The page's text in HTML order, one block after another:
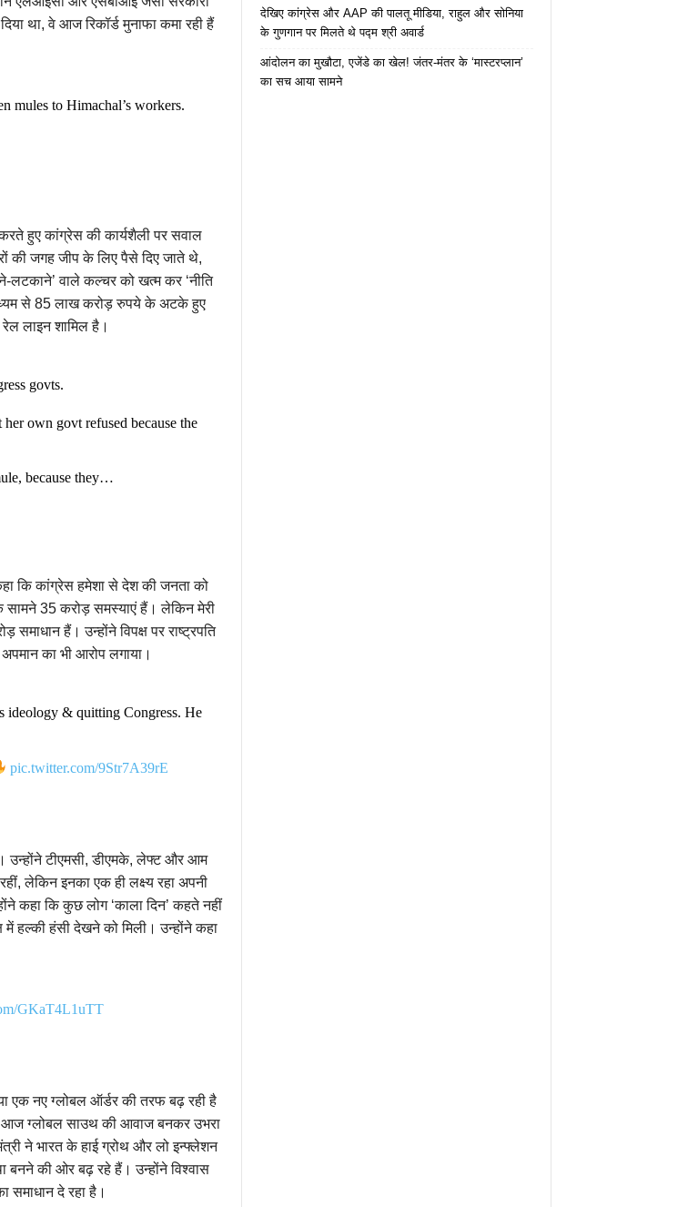
था, वे आज रिकॉर्ड मुनाफा कमा रही हैं
mules to Himachal’s workers.
करते हुए कांग्रेस की कार्यशैली पर सवाल
की जगह जीप के लिए पैसे दिए जाते थे,
वाले कल्चर को खत्म कर ‘नीति
माध्यम से 85 लाख करोड़ रुपये के अटके हुए
लाइन शामिल है।
govts.
own govt refused because the
because they…
कि कांग्रेस हमेशा से देश की जनता को
35 करोड़ समस्याएं हैं। लेकिन मेरी
हैं। उन्होंने विपक्ष पर राष्ट्रपति
का भी आरोप लगाया।
ideology & quitting Congress. He
pic.twitter.com/9Str7A39rE
उन्होंने टीएमसी, डीएमके, लेफ्ट और आम
लेकिन इनका एक ही लक्ष्य रहा अपनी
कहा कि कुछ लोग ‘काला दिन’ कहते नहीं
में हल्की हंसी देखने को मिली। उन्होंने कहा
GKaT4L1uTT
एक नए ग्लोबल ऑर्डर की तरफ बढ़ रही है
आज ग्लोबल साउथ की आवाज बनकर उभरा
ने भारत के हाई ग्रोथ और लो इन्फ्लेशन
बनने की ओर बढ़ रहे हैं। उन्होंने विश्वास
समाधान दे रहा है।
देखिए कांग्रेस और AAP की पालतू मीडिया, राहुल और सोनिया
के गुणगान पर मिलते थे पद्म श्री अवार्ड
आंदोलन का मुखौटा, एजेंडे का खेल! जंतर-मंतर के ‘मास्टरप्लान’
का सच आया सामने